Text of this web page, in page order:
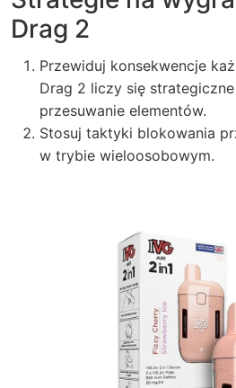
Drag 2
Przewiduj konsekwencje
Drag 2 liczy się
przesuwanie elementów.
Stosuj taktyki blokowania
w trybie wieloosobowym.